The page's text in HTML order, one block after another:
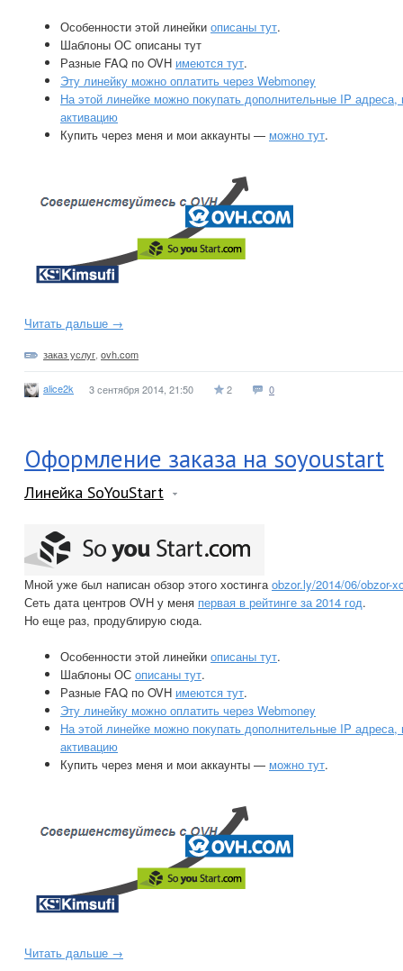
Особенности этой линейки описаны тут.
Шаблоны ОС описаны тут
Разные FAQ по OVH имеются тут.
Эту линейку можно оплатить через Webmoney
На этой линейке можно покупать дополнительные IP адреса,
активацию
Купить через меня и мои аккаунты — можно тут.
Читать дальше →
заказ услуг ovh.com
alice2k 3 сентября 2014, 21:50 2 0
Оформление заказа на soyoustart
Линейка SoYouStart
Мной уже был написан обзор этого хостинга obzor.ly/2014/06/obzor-
Сеть дата центров OVH у меня первая в рейтинге за 2014 год.
Но еще раз, продублирую сюда.
Особенности этой линейки описаны тут.
Шаблоны ОС описаны тут.
Разные FAQ по OVH имеются тут.
Эту линейку можно оплатить через Webmoney
На этой линейке можно покупать дополнительные IP адреса,
активацию
Купить через меня и мои аккаунты — можно тут.
Читать дальше →